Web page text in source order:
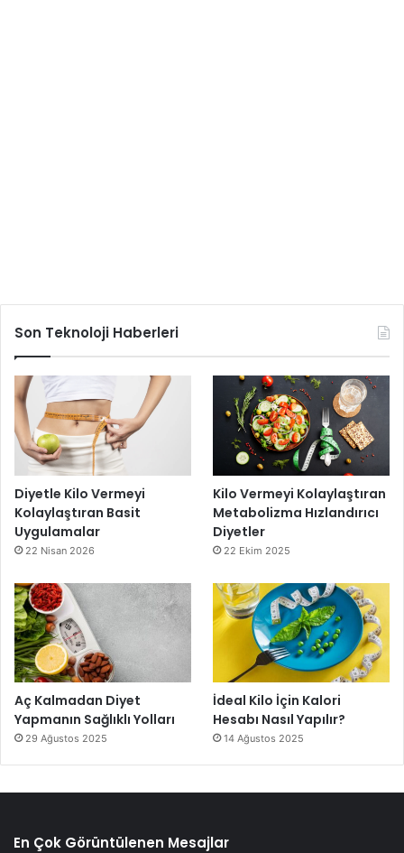
Son Teknoloji Haberleri
Diyetle Kilo Vermeyi
Kolaylaştıran Basit
Uygulamalar
22 Nisan 2026
Kilo Vermeyi Kolaylaştıran
Metabolizma Hızlandırıcı
Diyetler
22 Ekim 2025
Aç Kalmadan Diyet
Yapmanın Sağlıklı Yolları
29 Ağustos 2025
İdeal Kilo İçin Kalori
Hesabı Nasıl Yapılır?
14 Ağustos 2025
En Çok Görüntülenen Mesajlar